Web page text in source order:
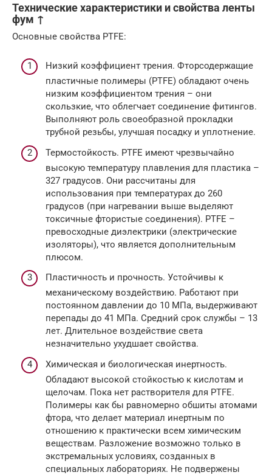
Технические характеристики и свойства ленты
фум ↑
Основные свойства PTFE:
Низкий коэффициент трения. Фторсодержащие
пластичные полимеры (PTFE) обладают очень
низким коэффициентом трения – они
скользкие, что облегчает соединение фитингов.
Выполняют роль своеобразной прокладки
трубной резьбы, улучшая посадку и уплотнение.
Термостойкость. PTFE имеют чрезвычайно
высокую температуру плавления для пластика –
327 градусов. Они рассчитаны для
использования при температурах до 260
градусов (при нагревании выше выделяют
токсичные фтористые соединения). PTFE –
превосходные диэлектрики (электрические
изоляторы), что является дополнительным
плюсом.
Пластичность и прочность. Устойчивы к
механическому воздействию. Работают при
постоянном давлении до 10 МПа, выдерживают
перепады до 41 МПа. Средний срок службы – 13
лет. Длительное воздействие света
незначительно ухудшает свойства.
Химическая и биологическая инертность.
Обладают высокой стойкостью к кислотам и
щелочам. Пока нет растворителя для PTFE.
Полимеры как бы равномерно обшиты атомами
фтора, что делает материал инертным по
отношению к практически всем химическим
веществам. Разложение возможно только в
экстремальных условиях, созданных в
специальных лабораториях. Не подвержены